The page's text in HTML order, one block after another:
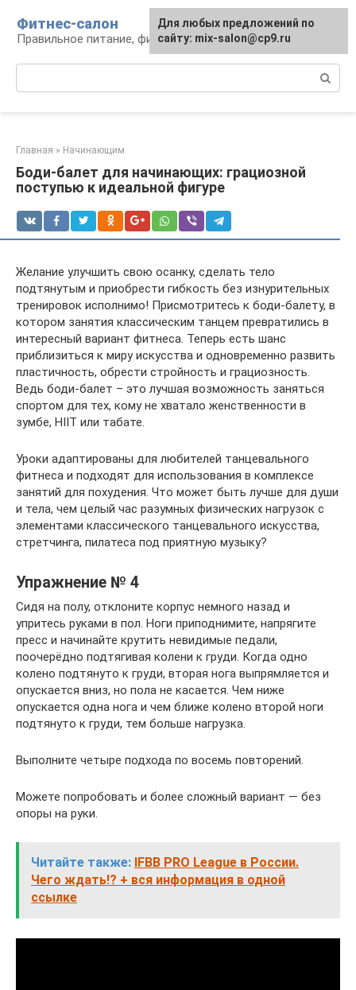
контенту
Фитнес-салон
Правильное питание, фитнес, образ жизни
Главная » Начинающим
Боди-балет для начинающих: грациозной
поступью к идеальной фигуре
Желание улучшить свою осанку, сделать тело
подтянутым и приобрести гибкость без изнурительных
тренировок исполнимо! Присмотритесь к боди-балету, в
котором занятия классическим танцем превратились в
интересный вариант фитнеса. Теперь есть шанс
приблизиться к миру искусства и одновременно развить
пластичность, обрести стройность и грациозность.
Ведь боди-балет – это лучшая возможность заняться
спортом для тех, кому не хватало женственности в
зумбе, HIIT или табате.
Уроки адаптированы для любителей танцевального
фитнеса и подходят для использования в комплексе
занятий для похудения. Что может быть лучше для души
и тела, чем целый час разумных физических нагрузок с
элементами классического танцевального искусства,
стретчинга, пилатеса под приятную музыку?
Упражнение № 4
Сидя на полу, отклоните корпус немного назад и
упритесь руками в пол. Ноги приподнимите, напрягите
пресс и начинайте крутить невидимые педали,
поочерёдно подтягивая колени к груди. Когда одно
колено подтянуто к груди, вторая нога выпрямляется и
опускается вниз, но пола не касается. Чем ниже
опускается одна нога и чем ближе колено второй ноги
подтянуто к груди, тем больше нагрузка.
Выполните четыре подхода по восемь повторений.
Можете попробовать и более сложный вариант — без
опоры на руки.
Читайте также: IFBB PRO League в России.
Чего ждать!? + вся информация в одной
ссылке
Для любых предложений по
сайту: mix-salon@cp9.ru